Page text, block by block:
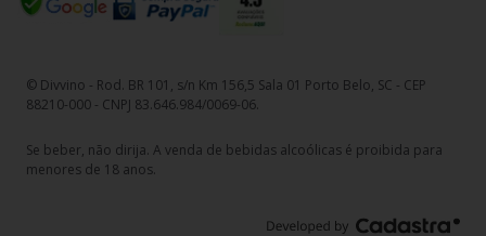
© Divvino - Rod. BR 101, s/n Km 156,5 Sala 01 Porto Belo, SC - CEP
88210-000 - CNPJ 83.646.984/0069-06.
Se beber, não dirija. A venda de bebidas alcoólicas é proibida para
menores de 18 anos.